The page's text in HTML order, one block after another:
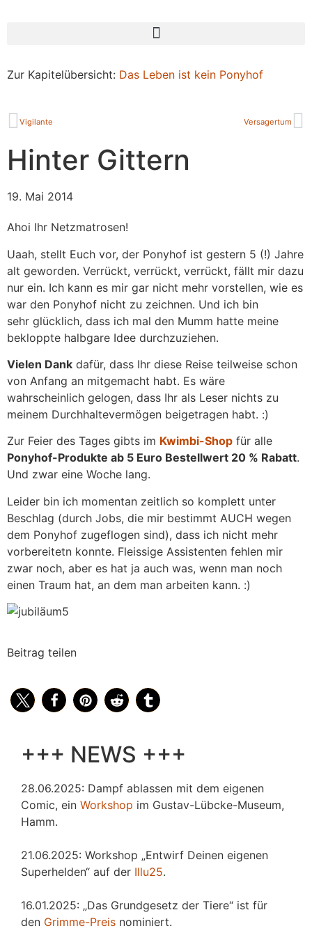
Zur Kapitelübersicht: Das Leben ist kein Ponyhof
Vigilante Versagertum
Hinter Gittern
19. Mai 2014
Ahoi Ihr Netzmatrosen!
Uaah, stellt Euch vor, der Ponyhof ist gestern 5 (!) Jahre
alt geworden. Verrückt, verrückt, verrückt, fällt mir dazu
nur ein. Ich kann es mir gar nicht mehr vorstellen, wie es
war den Ponyhof nicht zu zeichnen. Und ich bin
sehr glücklich, dass ich mal den Mumm hatte meine
bekloppte halbgare Idee durchzuziehen.
Vielen Dank dafür, dass Ihr diese Reise teilweise schon
von Anfang an mitgemacht habt. Es wäre
wahrscheinlich gelogen, dass Ihr als Leser nichts zu
meinem Durchhaltevermögen beigetragen habt. :)
Zur Feier des Tages gibts im Kwimbi-Shop für alle
Ponyhof-Produkte ab 5 Euro Bestellwert 20 % Rabatt.
Und zwar eine Woche lang.
Leider bin ich momentan zeitlich so komplett unter
Beschlag (durch Jobs, die mir bestimmt AUCH wegen
dem Ponyhof zugeflogen sind), dass ich nicht mehr
vorbereitetn konnte. Fleissige Assistenten fehlen mir
zwar noch, aber es hat ja auch was, wenn man noch
einen Traum hat, an dem man arbeiten kann. :)
Beitrag teilen
+++ NEWS +++
28.06.2025: Dampf ablassen mit dem eigenen
Comic, ein Workshop im Gustav-Lübcke-Museum,
Hamm.
21.06.2025: Workshop „Entwirf Deinen eigenen
Superhelden“ auf der Illu25.
16.01.2025: „Das Grundgesetz der Tiere“ ist für
den Grimme-Preis nominiert.